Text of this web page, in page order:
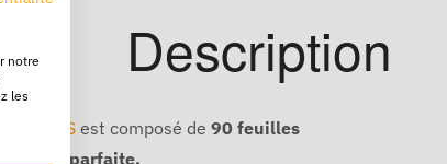
Description
NOTEES est composé de 90 feuilles
parfaite.
notre
les